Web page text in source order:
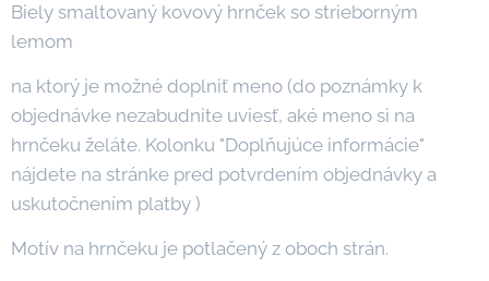
Biely smaltovaný kovový hrnček so strieborným
lemom
na ktorý je možné doplniť meno (do poznámky k
objednávke nezabudnite uviesť, aké meno si na
hrnčeku želáte. Kolonku "Doplňujúce informácie"
nájdete na stránke pred potvrdením objednávky a
uskutočnením platby )
Motív na hrnčeku je potlačený z oboch strán.